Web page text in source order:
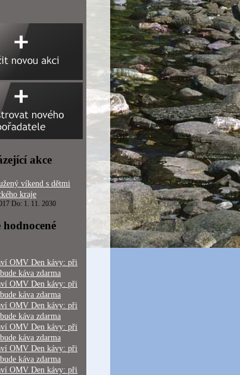
akce
víkend s dětmi
kraje
Do: 1. 11. 2030
hodnocené
OMV Den kávy: při
káva zdarma
OMV Den kávy: při
káva zdarma
OMV Den kávy: při
káva zdarma
OMV Den kávy: při
káva zdarma
OMV Den kávy: při
káva zdarma
OMV Den kávy: při